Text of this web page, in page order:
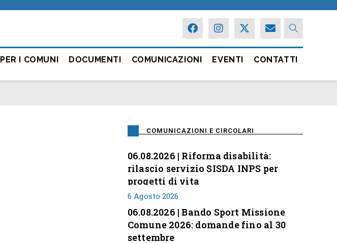
PER I COMUNI DOCUMENTI COMUNICAZIONI EVENTI CONTATTI
COMUNICAZIONI E CIRCOLARI
06.08.2026 | Riforma disabilità:
rilascio servizio SISDA INPS per
progetti di vita
6 Agosto 2026
06.08.2026 | Bando Sport Missione
Comune 2026: domande fino al 30
settembre